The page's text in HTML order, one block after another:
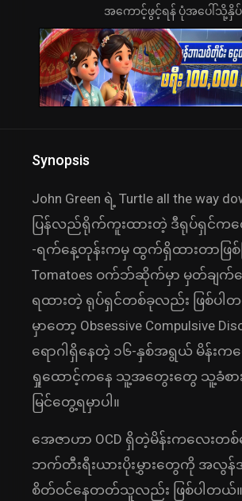
အကောင့်ဖွင့်ရန် ပုံအပေါ်သို့နှိပ်
Synopsis
John Green ရဲ့ Turtle all the way
ပြန်လည်ရိုက်ကူးထားတဲ့ ဒီရုပ်ရှင်က
-ရက်နေ့တုန်းကမှ ထွက်ရှိထားတာဖြစ်ပ
Tomatoes ဝက်ဘ်ဆိုက်မှာ မှတ်ချက်
ရထားတဲ့ ရုပ်ရှင်တစ်ခုလည်း ဖြစ်ပါ
မှာတော့ Obsessive Compulsive
ရောဂါရှိနေတဲ့ ၁၆-နှစ်အရွယ် မိန်းက
ရှုထောင့်ကနေ သူ့အတွေးတွေ သူ့ခံစ
မြင်တွေ့ရမှာပါ။
အေဇာဟာ OCD ရှိတဲ့မိန်းကလေးတစ်
ဘက်တီးရီးယားပိုးမွှားတွေကို အလွန်
စိတ်ဝင်နေတတ်သူလည်း ဖြစ်ပါတယ်။